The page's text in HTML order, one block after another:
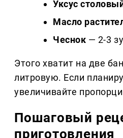
Уксус
Масло
Чеснок — 2-3
Этого хватит на две
литровую. Если
увеличивайте
Пошаговый
приготовления